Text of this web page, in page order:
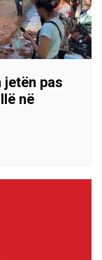
jetën pas
në